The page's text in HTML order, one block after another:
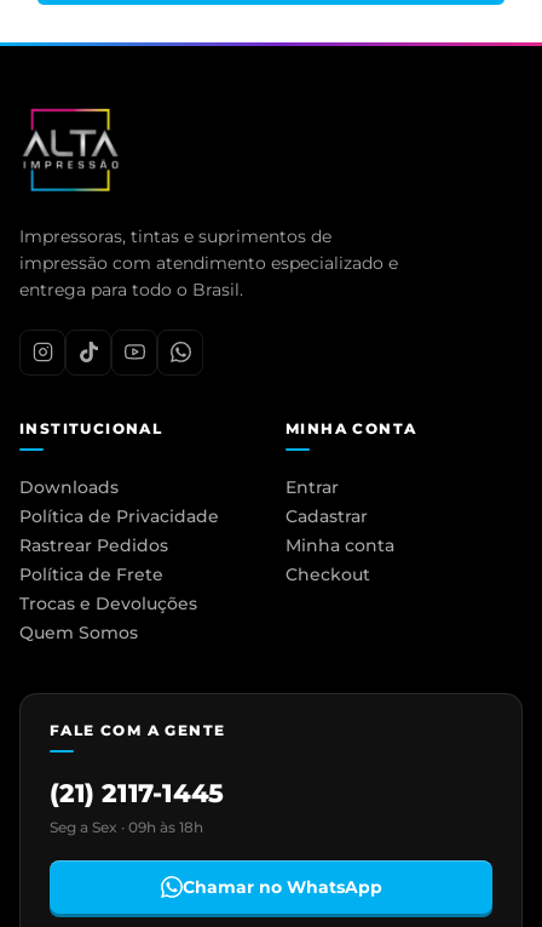
Impressoras, tintas e suprimentos de
impressão com atendimento especializado e
entrega para todo o Brasil.
INSTITUCIONAL
Downloads
Política de Privacidade
Rastrear Pedidos
Política de Frete
Trocas e Devoluções
Quem Somos
MINHA CONTA
Entrar
Cadastrar
Minha conta
Checkout
FALE COM A GENTE
(21) 2117-1445
Seg a Sex · 09h às 18h
Chamar no WhatsApp